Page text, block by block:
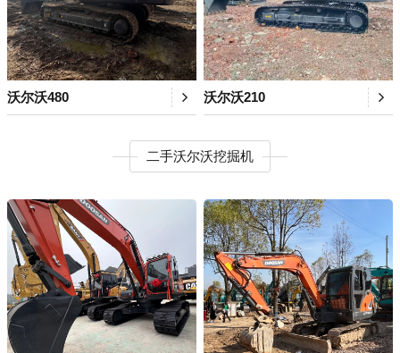
沃尔沃480 沃尔沃210
二手沃尔沃挖掘机